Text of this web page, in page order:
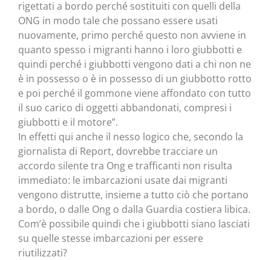
rigettati a bordo perché sostituiti con quelli della
ONG in modo tale che possano essere usati
nuovamente, primo perché questo non avviene in
quanto spesso i migranti hanno i loro giubbotti e
quindi perché i giubbotti vengono dati a chi non ne
è in possesso o è in possesso di un giubbotto rotto
e poi perché il gommone viene affondato con tutto
il suo carico di oggetti abbandonati, compresi i
giubbotti e il motore”.
In effetti qui anche il nesso logico che, secondo la
giornalista di Report, dovrebbe tracciare un
accordo silente tra Ong e trafficanti non risulta
immediato: le imbarcazioni usate dai migranti
vengono distrutte, insieme a tutto ciò che portano
a bordo, o dalle Ong o dalla Guardia costiera libica.
Com’è possibile quindi che i giubbotti siano lasciati
su quelle stesse imbarcazioni per essere
riutilizzati?